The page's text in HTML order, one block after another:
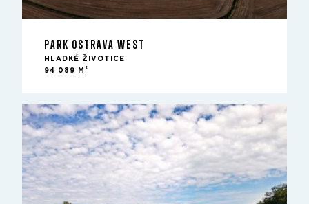
PARK OSTRAVA WEST
HLADKÉ ŽIVOTICE
94 089 M
2